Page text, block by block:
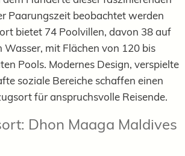
Paarungszeit beobachtet werden
bietet 74 Poolvillen, davon 38 auf
Wasser, mit Flächen von 120 bis
Pools. Modernes Design, verspielte
soziale Bereiche schaffen einen
für anspruchsvolle Reisende.
Dhon Maaga Maldives